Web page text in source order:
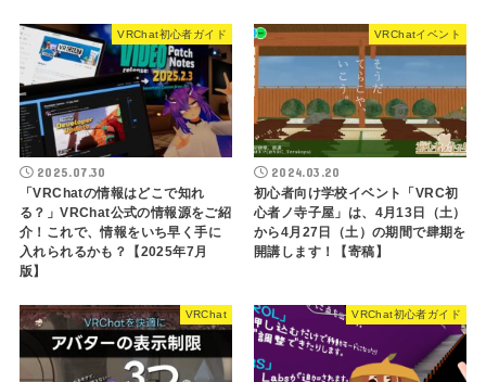
VRChat初心者ガイド
2025.07.30
「VRChatの情報はどこで知れ
る？」VRChat公式の情報源をご紹
介！これで、情報をいち早く手に
入れられるかも？【2025年7月
版】
VRChatイベント
2024.03.20
初心者向け学校イベント「VRC初
心者ノ寺子屋」は、4月13日（土）
から4月27日（土）の期間で肆期を
開講します！【寄稿】
VRChat VRChat初心者ガイド